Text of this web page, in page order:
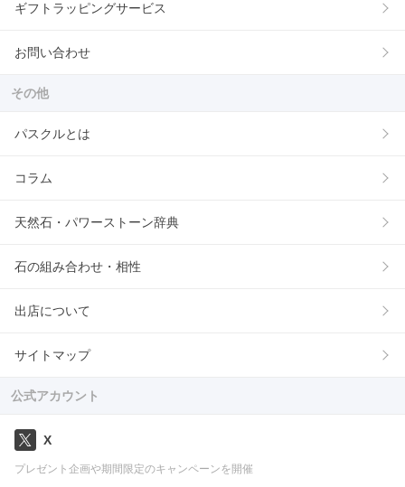
ギフトラッピングサービス
お問い合わせ
その他
パスクルとは
コラム
天然石・パワーストーン辞典
石の組み合わせ・相性
出店について
サイトマップ
公式アカウント
X
プレゼント企画や期間限定のキャンペーンを開催